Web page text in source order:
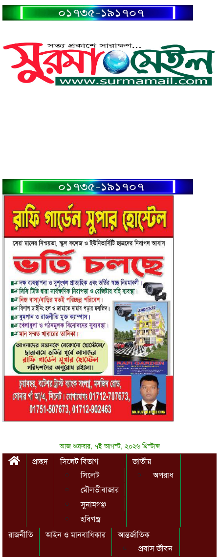
আজ শুক্রবার, ৭ই আগস্ট, ২০২৬ খ্রিস্টাব্দ
প্রচ্ছদ
সিলেট বিভাগ
সিলেট
মৌলভীবাজার
সুনামগঞ্জ
হবিগঞ্জ
জাতীয়
অপরাধ
রাজনীতি আইন ও মানবাধিকার
আন্তর্জাতিক
প্রবাস জীবন